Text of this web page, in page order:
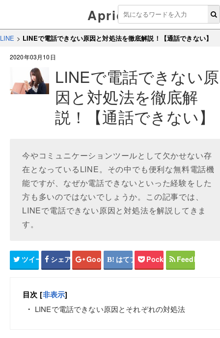
Aprico
LINE > LINEで電話できない原因と対処法を徹底解説！【通話できない】
2020年03月10日
LINEで電話できない原
因と対処法を徹底解
説！【通話できない】
今やコミュニケーションツールとして欠かせない存
在となっているLINE。その中でも便利な無料電話機
能ですが、なぜか電話できないといった経験をした
方も多いのではないでしょうか。この記事では、
LINEで電話できない原因と対処法を解説してきま
す。
ツイート シェア Google+ はてブ Pocket Feedly
目次 [非表示]
LINEで電話できない原因とそれぞれの対処法